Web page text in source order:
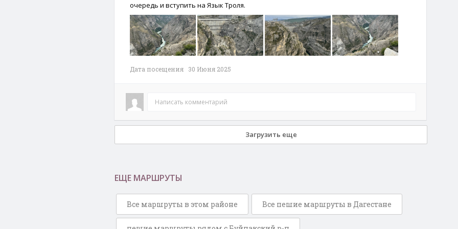
очередь и вступить на Язык Троля.
Дата посещения 30 Июня 2025
Написать комментарий
Загрузить еще
ЕЩЕ МАРШРУТЫ
Все маршруты в этом районе Все пешие маршруты в Дагестане